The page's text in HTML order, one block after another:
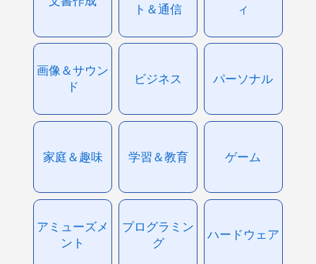
ト＆通信
ィ
画像＆サウン
ド
ビジネス パーソナル
家庭＆趣味 学習＆教育 ゲーム
アミューズメ
ント
プログラミン
グ
ハードウェア